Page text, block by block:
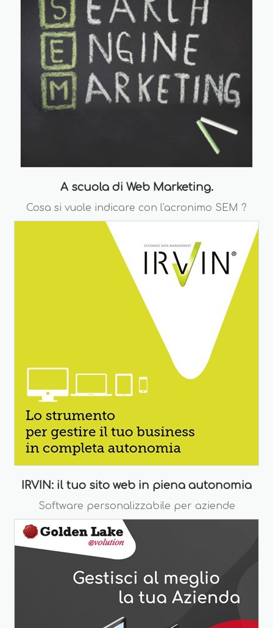
A scuola di Web Marketing.
Cosa si vuole indicare con l'acronimo SEM ?
IRVIN: il tuo sito web in piena autonomia
Software personalizzabile per aziende